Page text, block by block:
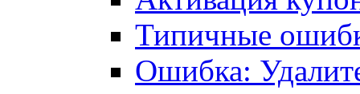
Типичные
Ошибка: